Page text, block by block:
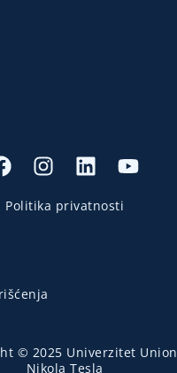
Politika privatnosti
© 2025 Univerzitet Union
Nikola Tesla